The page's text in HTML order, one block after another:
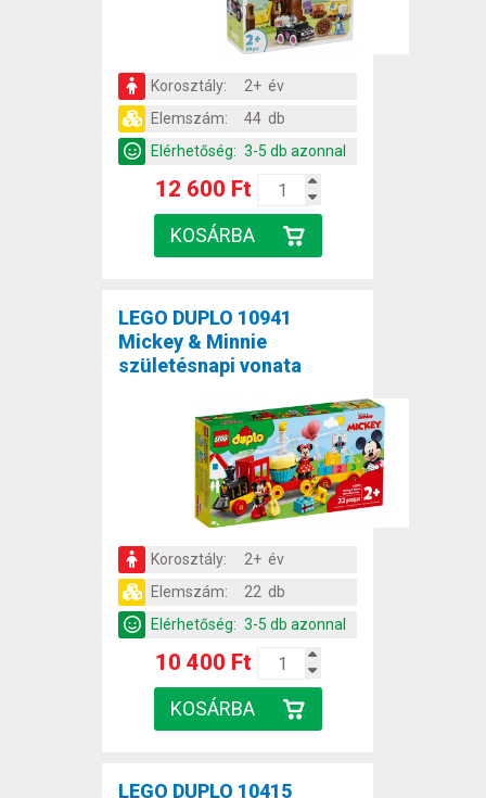
Korosztály:
2+ év
Elemszám:
44 db
Elérhetőség: 3-5 db azonnal
12 600 Ft
LEGO DUPLO 10941
Mickey & Minnie
születésnapi vonata
Korosztály:
2+ év
Elemszám:
22 db
Elérhetőség: 3-5 db azonnal
10 400 Ft
LEGO DUPLO 10415